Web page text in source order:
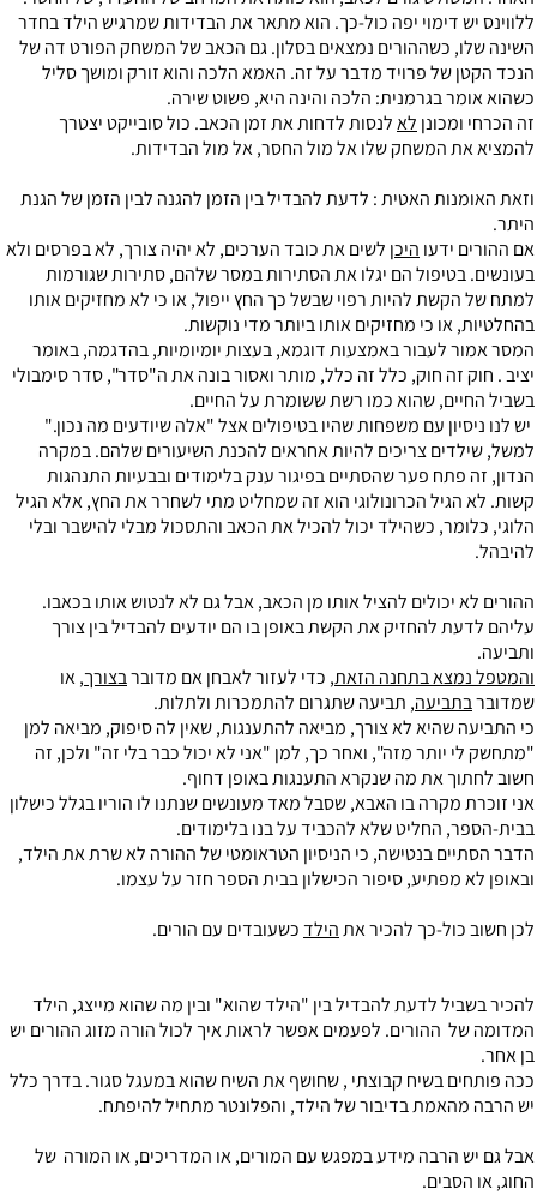
ללווינס יש דימוי יפה כול-כך. הוא מתאר את הבדידות שמרגיש הילד בחדר
השינה שלו, כשההורים נמצאים בסלון. גם הכאב של המשחק הפורט דה של
הנכד הקטן של פרויד מדבר על זה. האמא הלכה והוא זורק ומושך סליל
כשהוא אומר בגרמנית: הלכה והינה היא, פשוט שירה.
זה הכרחי ומכונן לאלנסות לדחות את זמן הכאב. כול סובייקט יצטרך
להמציא את המשחק שלו אל מול החסר, אל מול הבדידות.
וזאת האומנות האטית : לדעת להבדיל בין הזמן להגנה לבין הזמן של הגנת
היתר.
אם ההורים ידעו היכן לשים את כובד הערכים, לא יהיה צורך, לא בפרסים ולא
בעונשים. בטיפול הם יגלו את הסתירות במסר שלהם, סתירות שגורמות
למתח של הקשת להיות רפוי שבשל כך החץ ייפול, או כי לא מחזיקים אותו
בהחלטיות, או כי מחזיקים אותו ביותר מדי נוקשות.
המסר אמור לעבור באמצעות דוגמא, בעצות יומיומיות, בהדגמה, באומר
יציב . חוק זה חוק, כלל זה כלל, מותר ואסור בונה את ה"סדר", סדר סימבולי
בשביל החיים, שהוא כמו רשת ששומרת על החיים.
יש לנו ניסיון עם משפחות שהיו בטיפולים אצל "אלה שיודעים מה נכון."
למשל, שילדים צריכים להיות אחראים להכנת השיעורים שלהם. במקרה
הנדון, זה פתח פער שהסתיים בפיגור ענק בלימודים ובבעיות התנהגות
קשות. לא הגיל הכרונולוגי הוא זה שמחליט מתי לשחרר את החץ, אלא הגיל
הלוגי, כלומר, כשהילד יכול להכיל את הכאב והתסכול מבלי להישבר ובלי
להיבהל.
ההורים לא יכולים להציל אותו מן הכאב, אבל גם לא לנטוש אותו בכאבו.
עליהם לדעת להחזיק את הקשת באופן בו הם יודעים להבדיל בין צורך
ותביעה.
והמטפל נמצא בתחנה הזאת, כדי לעזור לאבחן אם מדוברבצורך, או
שמדוברבתביעה, תביעה שתגרום להתמכרות ולתלות.
כי התביעה שהיא לא צורך, מביאה להתענגות, שאין לה סיפוק, מביאה למן
"מתחשק לי יותר מזה", ואחר כך, למן "אני לא יכול כבר בלי זה" ולכן, זה
חשוב לחתוך את מה שנקרא התענגות באופן דחוף.
אני זוכרת מקרה בו האבא, שסבל מאד מעונשים שנתנו לו הוריו בגלל כישלון
בבית-הספר, החליט שלא להכביד על בנו בלימודים.
הדבר הסתיים בנטישה, כי הניסיון הטראומטי של ההורה לא שרת את הילד,
ובאופן לא מפתיע, סיפור הכישלון בבית הספר חזר על עצמו.
לכן חשוב כול-כך להכיר אתהילדכשעובדים עם הורים.
להכיר בשביל לדעת להבדיל בין "הילד שהוא" ובין מה שהוא מייצג, הילד
המדומה של ההורים. לפעמים אפשר לראות איך לכול הורה מזוג ההורים יש
בן אחר.
ככה פותחים בשיח קבוצתי , שחושף את השיח שהוא במעגל סגור. בדרך כלל
יש הרבה מהאמת בדיבור של הילד, והפלונטר מתחיל להיפתח.
אבל גם יש הרבה מידע במפגש עם המורים, או המדריכים, או המורה של
החוג, או הסבים.